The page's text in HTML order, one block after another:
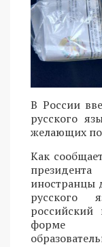
В России
русского
желающих
Как
иностранцы
русского
форме